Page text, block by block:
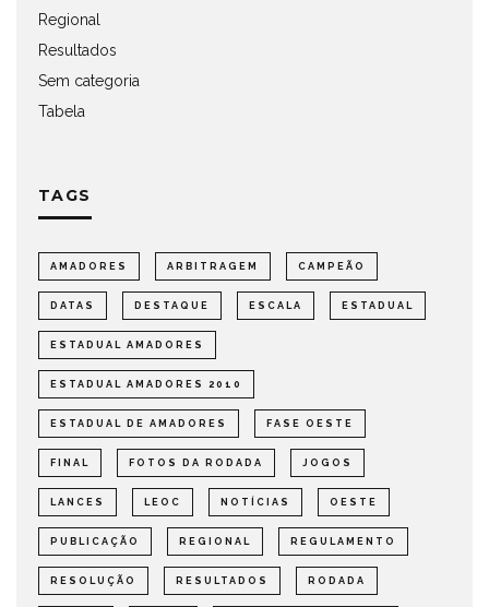
Regional
Resultados
Sem categoria
Tabela
TAGS
AMADORES ARBITRAGEM CAMPEÃO
DATAS DESTAQUE ESCALA ESTADUAL
ESTADUAL AMADORES
ESTADUAL AMADORES 2010
ESTADUAL DE AMADORES FASE OESTE
FINAL FOTOS DA RODADA JOGOS
LANCES LEOC NOTÍCIAS OESTE
PUBLICAÇÃO REGIONAL REGULAMENTO
RESOLUÇÃO RESULTADOS RODADA